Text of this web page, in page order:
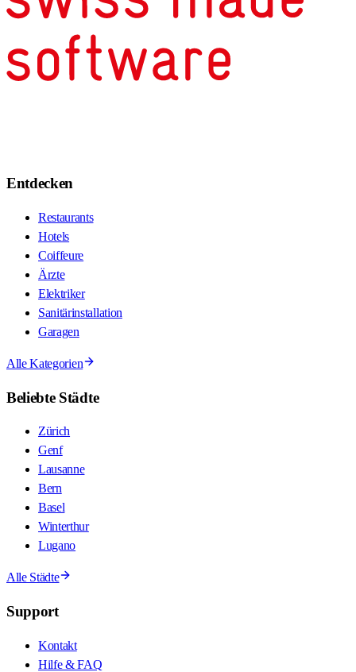
Entdecken
Restaurants
Hotels
Coiffeure
Ärzte
Elektriker
Sanitärinstallation
Garagen
Alle Kategorien
Beliebte Städte
Zürich
Genf
Lausanne
Bern
Basel
Winterthur
Lugano
Alle Städte
Support
Kontakt
Hilfe & FAQ